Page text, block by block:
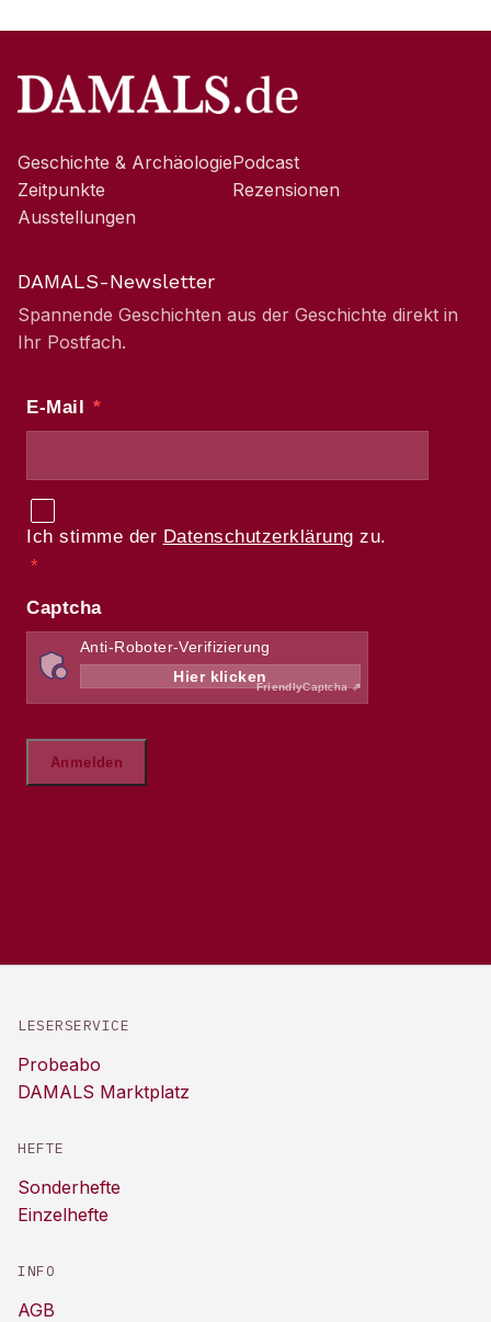
Geschichte & Archäologie
Zeitpunkte
Ausstellungen
Podcast
Rezensionen
DAMALS-Newsletter
Spannende Geschichten aus der Geschichte direkt in
Ihr Postfach.
LESERSERVICE
Probeabo
DAMALS Marktplatz
HEFTE
Sonderhefte
Einzelhefte
INFO
AGB